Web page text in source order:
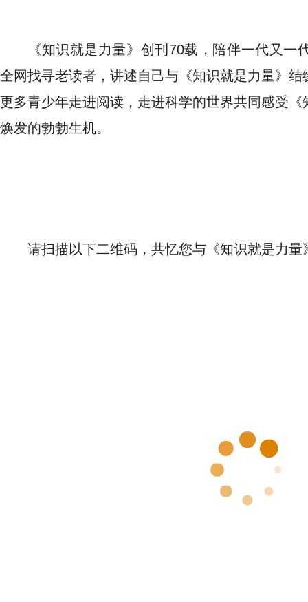
《知识就是力量》创刊70载，陪伴一代又一
全网找寻老读者，讲述自己与《知识就是力量》
更多青少年走进阅读，走进科学的世界共同感受
焕发的勃勃生机。
请扫描以下二维码，共忆您与《知识就是力量